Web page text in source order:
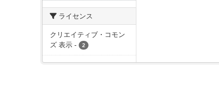
ライセンス
クリエイティブ・コモン
ズ 表示 - 2